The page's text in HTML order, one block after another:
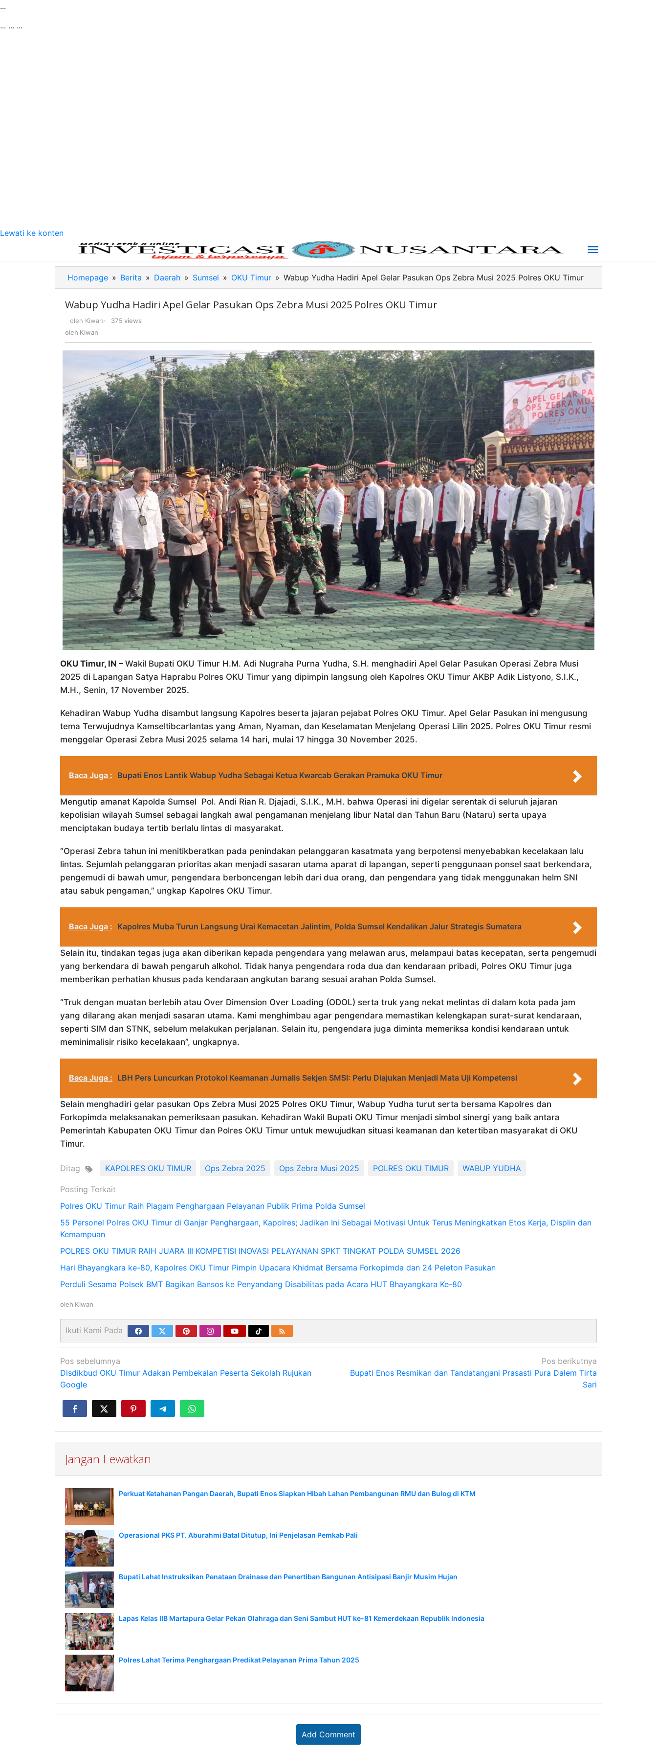
...
... ... ...
Lewati ke konten
Homepage » Berita » Daerah » Sumsel » OKU Timur » Wabup Yudha Hadiri Apel Gelar Pasukan Ops Zebra Musi 2025 Polres OKU Timur
Wabup Yudha Hadiri Apel Gelar Pasukan Ops Zebra Musi 2025 Polres OKU Timur
oleh Kiwan-
375 views
oleh Kiwan
OKU Timur, IN – Wakil Bupati OKU Timur H.M. Adi Nugraha Purna Yudha, S.H. menghadiri Apel Gelar Pasukan Operasi Zebra Musi
2025 di Lapangan Satya Haprabu Polres OKU Timur yang dipimpin langsung oleh Kapolres OKU Timur AKBP Adik Listyono, S.I.K.,
M.H., Senin, 17 November 2025.
Kehadiran Wabup Yudha disambut langsung Kapolres beserta jajaran pejabat Polres OKU Timur. Apel Gelar Pasukan ini mengusung
tema Terwujudnya Kamseltibcarlantas yang Aman, Nyaman, dan Keselamatan Menjelang Operasi Lilin 2025. Polres OKU Timur resmi
menggelar Operasi Zebra Musi 2025 selama 14 hari, mulai 17 hingga 30 November 2025.
Baca Juga : Bupati Enos Lantik Wabup Yudha Sebagai Ketua Kwarcab Gerakan Pramuka OKU Timur
Mengutip amanat Kapolda Sumsel Pol. Andi Rian R. Djajadi, S.I.K., M.H. bahwa Operasi ini digelar serentak di seluruh jajaran
kepolisian wilayah Sumsel sebagai langkah awal pengamanan menjelang libur Natal dan Tahun Baru (Nataru) serta upaya
menciptakan budaya tertib berlalu lintas di masyarakat.
“Operasi Zebra tahun ini menitikberatkan pada penindakan pelanggaran kasatmata yang berpotensi menyebabkan kecelakaan lalu
lintas. Sejumlah pelanggaran prioritas akan menjadi sasaran utama aparat di lapangan, seperti penggunaan ponsel saat berkendara,
pengemudi di bawah umur, pengendara berboncengan lebih dari dua orang, dan pengendara yang tidak menggunakan helm SNI
atau sabuk pengaman,” ungkap Kapolres OKU Timur.
Baca Juga : Kapolres Muba Turun Langsung Urai Kemacetan Jalintim, Polda Sumsel Kendalikan Jalur Strategis Sumatera
Selain itu, tindakan tegas juga akan diberikan kepada pengendara yang melawan arus, melampaui batas kecepatan, serta pengemudi
yang berkendara di bawah pengaruh alkohol. Tidak hanya pengendara roda dua dan kendaraan pribadi, Polres OKU Timur juga
memberikan perhatian khusus pada kendaraan angkutan barang sesuai arahan Polda Sumsel.
“Truk dengan muatan berlebih atau Over Dimension Over Loading (ODOL) serta truk yang nekat melintas di dalam kota pada jam
yang dilarang akan menjadi sasaran utama. Kami menghimbau agar pengendara memastikan kelengkapan surat-surat kendaraan,
seperti SIM dan STNK, sebelum melakukan perjalanan. Selain itu, pengendara juga diminta memeriksa kondisi kendaraan untuk
meminimalisir risiko kecelakaan”, ungkapnya.
Baca Juga : LBH Pers Luncurkan Protokol Keamanan Jurnalis Sekjen SMSI: Perlu Diajukan Menjadi Mata Uji Kompetensi
Selain menghadiri gelar pasukan Ops Zebra Musi 2025 Polres OKU Timur, Wabup Yudha turut serta bersama Kapolres dan
Forkopimda melaksanakan pemeriksaan pasukan. Kehadiran Wakil Bupati OKU Timur menjadi simbol sinergi yang baik antara
Pemerintah Kabupaten OKU Timur dan Polres OKU Timur untuk mewujudkan situasi keamanan dan ketertiban masyarakat di OKU
Timur.
Ditag KAPOLRES OKU TIMUR Ops Zebra 2025 Ops Zebra Musi 2025 POLRES OKU TIMUR WABUP YUDHA
Posting Terkait
Polres OKU Timur Raih Piagam Penghargaan Pelayanan Publik Prima Polda Sumsel
55 Personel Polres OKU Timur di Ganjar Penghargaan, Kapolres; Jadikan Ini Sebagai Motivasi Untuk Terus Meningkatkan Etos Kerja, Displin dan
Kemampuan
POLRES OKU TIMUR RAIH JUARA III KOMPETISI INOVASI PELAYANAN SPKT TINGKAT POLDA SUMSEL 2026
Hari Bhayangkara ke-80, Kapolres OKU Timur Pimpin Upacara Khidmat Bersama Forkopimda dan 24 Peleton Pasukan
Perduli Sesama Polsek BMT Bagikan Bansos ke Penyandang Disabilitas pada Acara HUT Bhayangkara Ke-80
oleh Kiwan
Ikuti Kami Pada
Navigasi
pos
Pos sebelumnya
Disdikbud OKU Timur Adakan Pembekalan Peserta Sekolah Rujukan
Google
Pos berikutnya
Bupati Enos Resmikan dan Tandatangani Prasasti Pura Dalem Tirta
Sari
Jangan Lewatkan
Perkuat Ketahanan Pangan Daerah, Bupati Enos Siapkan Hibah Lahan Pembangunan RMU dan Bulog di KTM
Operasional PKS PT. Aburahmi Batal Ditutup, Ini Penjelasan Pemkab Pali
Bupati Lahat Instruksikan Penataan Drainase dan Penertiban Bangunan Antisipasi Banjir Musim Hujan
Lapas Kelas IIB Martapura Gelar Pekan Olahraga dan Seni Sambut HUT ke-81 Kemerdekaan Republik Indonesia
Polres Lahat Terima Penghargaan Predikat Pelayanan Prima Tahun 2025
Add Comment